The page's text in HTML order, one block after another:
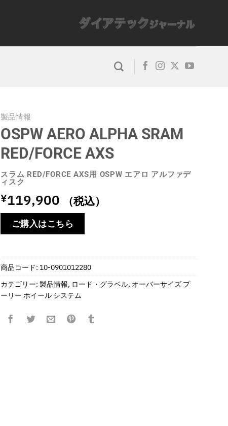
製品情報
OSPW AERO ALPHA SRAM
RED/FORCE AXS
スラム RED/FORCE AXS用 OSPW エアロ アルファデ
ィスク
¥119,900 （税込）
ご購入はこちら
商品コード: 10-0901012280
カテゴリー:製品情報, ロード・グラベル, オーバーサイズ プ
ーリー ホイール システム